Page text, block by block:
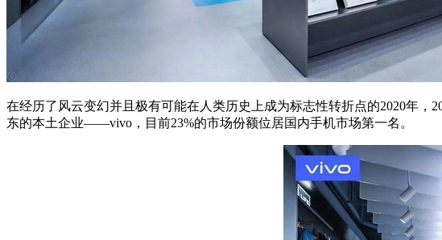
在经历了风云变幻并且极有可能在人类历史上成为标志性转折点的2020年，
东的本土企业——vivo，目前23%的市场份额位居国内手机市场第一名。